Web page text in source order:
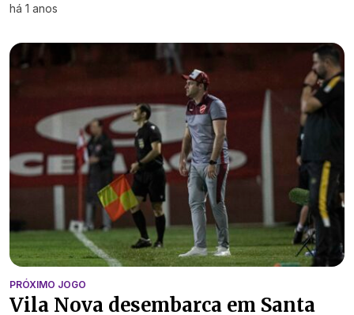
há 1 anos
PRÓXIMO JOGO
Vila Nova desembarca em Santa